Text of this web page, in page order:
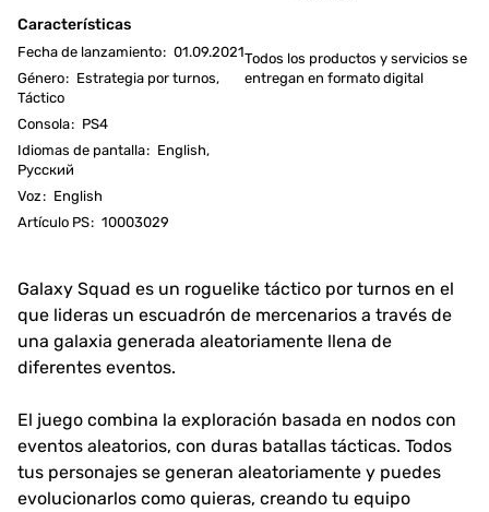
Características
Fecha de lanzamiento: 01.09.2021
Género: Estrategia por turnos,
Táctico
Consola: PS4
Idiomas de pantalla: English,
Русский
Voz: English
Artículo PS: 10003029
Todos los productos y servicios se
entregan en formato digital
Galaxy Squad es un roguelike táctico por turnos en el
que lideras un escuadrón de mercenarios a través de
una galaxia generada aleatoriamente llena de
diferentes eventos.
El juego combina la exploración basada en nodos con
eventos aleatorios, con duras batallas tácticas. Todos
tus personajes se generan aleatoriamente y puedes
evolucionarlos como quieras, creando tu equipo